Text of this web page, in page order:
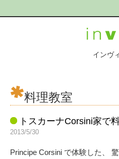
インヴ
料理教室
トスカーナCorsini家で
2013/5/30
Principe Corsini で体験した、